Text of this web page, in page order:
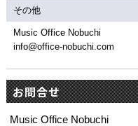
その他
Music Office Nobuchi
info@office-nobuchi.com
お問合せ
Music Office Nobuchi